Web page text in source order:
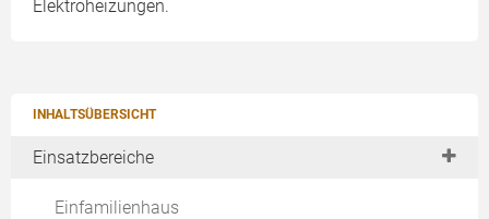
INHALTSÜBERSICHT
Einsatzbereiche
Einfamilienhaus
Elektroheizungen.